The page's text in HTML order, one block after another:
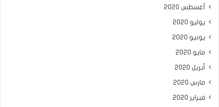
أغسطس 2020
يوليو 2020
يونيو 2020
مايو 2020
أبريل 2020
مارس 2020
فبراير 2020